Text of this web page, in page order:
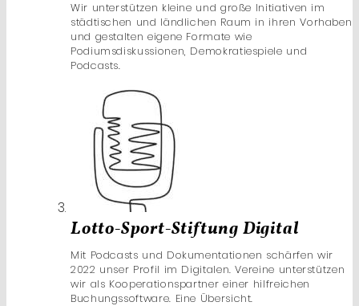
Wir unterstützen kleine und große Initiativen im
städtischen und ländlichen Raum in ihren Vorhaben
und gestalten eigene Formate wie
Podiumsdiskussionen, Demokratiespiele und
Podcasts.
Lotto-Sport-Stiftung Digital
Mit Podcasts und Dokumentationen schärfen wir
2022 unser Profil im Digitalen. Vereine unterstützen
wir als Kooperationspartner einer hilfreichen
Buchungssoftware. Eine Übersicht.